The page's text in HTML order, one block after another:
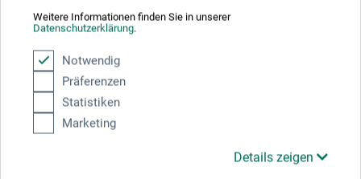
Weitere Informationen finden Sie in unserer
Datenschutzerklärung.
Notwendig
Präferenzen
Statistiken
Marketing
Details zeigen
Hersteller-Kontakt
Hier finden Sie die Kontaktdaten des Herstellers zu